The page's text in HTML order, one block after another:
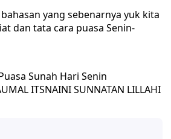
yang sebenarnya yuk kita
dan tata cara puasa Senin-
Sunah Hari Senin
ITSNAINI SUNNATAN LILLAHI